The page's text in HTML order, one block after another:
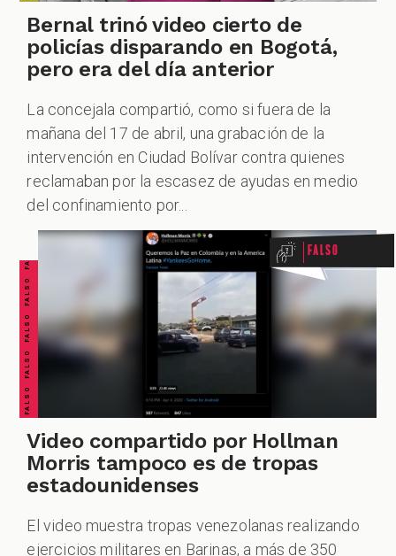
Bernal trinó video cierto de
policías disparando en Bogotá,
pero era del día anterior
La concejala compartió, como si fuera de la
mañana del 17 de abril, una grabación de la
intervención en Ciudad Bolívar contra quienes
reclamaban por la escasez de ayudas en medio
del confinamiento por...
FALSO FALSO FALSO FALSO FALSO FALSO FALSO Falso
Video compartido por Hollman
Morris tampoco es de tropas
estadounidenses
El video muestra tropas venezolanas realizando
ejercicios militares en Barinas, a más de 350